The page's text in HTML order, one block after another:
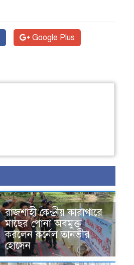
Google Plus
রাজশাহী কেন্দ্রীয় কারাগারে
মাছের পোনা অবমুক্ত
করলেন কর্নেল তানভীর
হোসেন